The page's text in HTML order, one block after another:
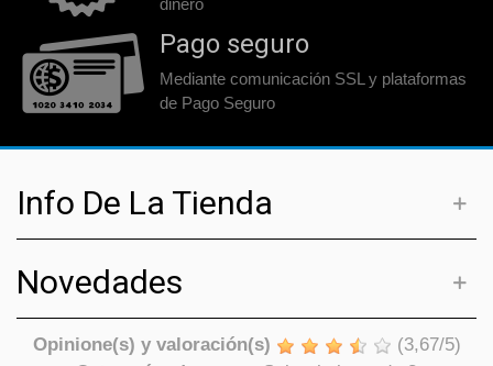
dinero
Pago seguro
Mediante comunicación SSL y plataformas
de Pago Seguro
Info De La Tienda
Novedades
Opinione(s) y valoración(s) (3,67/5)